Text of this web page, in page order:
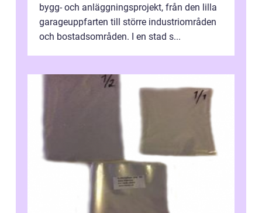
bygg- och anläggningsprojekt, från den lilla
garageuppfarten till större industriområden
och bostadsområden. I en stad s...